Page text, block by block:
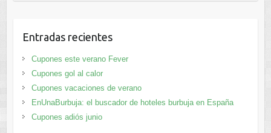
Entradas recientes
Cupones este verano Fever
Cupones gol al calor
Cupones vacaciones de verano
EnUnaBurbuja: el buscador de hoteles burbuja en España
Cupones adiós junio